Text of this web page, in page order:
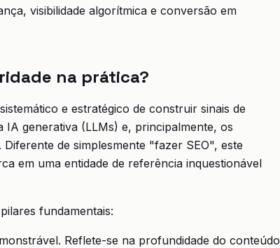
visibilidade algorítmica e conversão em
na prática?
e estratégico de construir sinais de
IA generativa (LLMs) e, principalmente, os
de simplesmente "fazer SEO", este
em uma entidade de referência inquestionável
fundamentais:
Reflete-se na profundidade do conteúdo